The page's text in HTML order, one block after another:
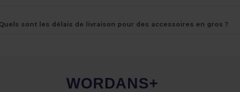
sont les délais de livraison pour des accessoires en gros ?
WORDANS+